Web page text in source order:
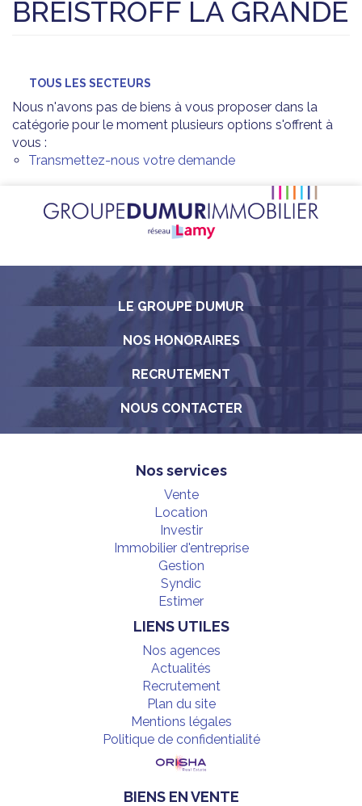
BREISTROFF LA GRANDE
TOUS LES SECTEURS
Nous n'avons pas de biens à vous proposer dans la
catégorie pour le moment plusieurs options s'offrent à
vous :
Transmettez-nous votre demande
LE GROUPE DUMUR
NOS HONORAIRES
RECRUTEMENT
NOUS CONTACTER
Nos services
Vente
Location
Investir
Immobilier d'entreprise
Gestion
Syndic
Estimer
LIENS UTILES
Nos agences
Actualités
Recrutement
Plan du site
Mentions légales
Politique de confidentialité
BIENS EN VENTE